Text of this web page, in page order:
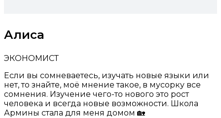
Алиса
ЭКОНОМИСТ
Если вы сомневаетесь, изучать новые языки или
нет, то знайте, моё мнение такое, в мусорку все
сомнения. Изучение чего-то нового это рост
человека и всегда новые возможности. Школа
Армины стала для меня домом 🏡